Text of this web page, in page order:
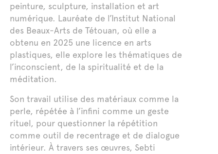
peinture, sculpture, installation et art
numérique. Lauréate de l’Institut National
des Beaux-Arts de Tétouan, où elle a
obtenu en 2025 une licence en arts
plastiques, elle explore les thématiques de
l’inconscient, de la spiritualité et de la
méditation.
Son travail utilise des matériaux comme la
perle, répétée à l’infini comme un geste
rituel, pour questionner la répétition
comme outil de recentrage et de dialogue
intérieur. À travers ses œuvres, Sebti